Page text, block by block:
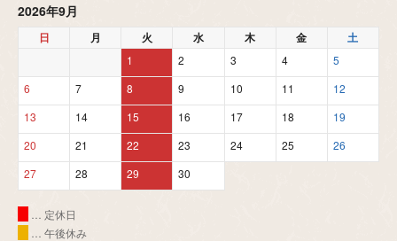
2026年9月
日 月 火 水 木 金 土
1 2 3 4
5
6
7 8 9 10 11
12
13
14 15 16 17 18
19
20
21 22 23 24 25
26
27
28 29 30
… 定休日
… 午後休み